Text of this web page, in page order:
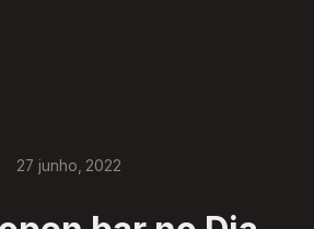
27 junho 2022